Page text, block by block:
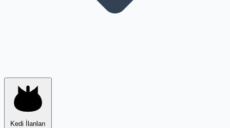
Kedi İlanları